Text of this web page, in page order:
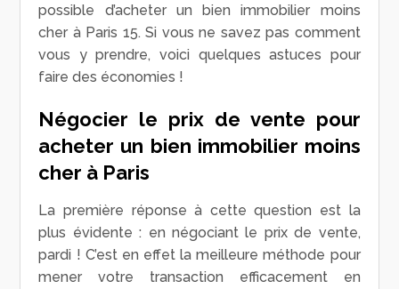
possible d’acheter un bien immobilier moins
cher à Paris 15. Si vous ne savez pas comment
vous y prendre, voici quelques astuces pour
faire des économies !
Négocier le prix de vente pour
acheter un bien immobilier moins
cher à Paris
La première réponse à cette question est la
plus évidente : en négociant le prix de vente,
pardi ! C’est en effet la meilleure méthode pour
mener votre transaction efficacement en